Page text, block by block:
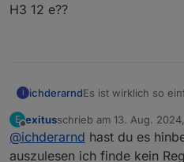
H3 12 e??
I ichderarndEs ist wirklich so
https://
schnittstelle-
&nbc=1
Dann von einem
abgeschnitten,
des „EMS“
Lief sofort
E
Offline
exitusschrieb am 13. Aug.
zuletzt editiert von
@ichderarnd hast du es
auszulesen ich finde kein